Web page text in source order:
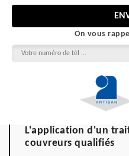
On vous
L'application d'un
couvreurs qualifiés